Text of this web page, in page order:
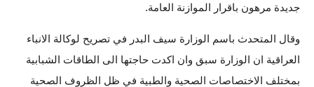
المنح المالية
قطع الاراضي
جديدة مرهون باقرار الموازنة العامة.
وقال المتحدث باسم الوزارة سيف البدر في تصريح لوكالة الانباء
العراقية ان الوزارة سبق وان اكدت حاجتها الى الطاقات الشبابية
بمختلف الاختصاصات الصحية والطبية في ظل الظروف الصحية